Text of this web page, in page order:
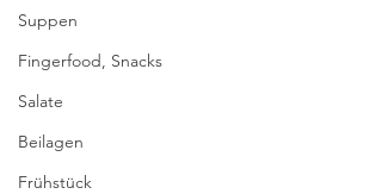
Suppen
Fingerfood, Snacks
Salate
Beilagen
Frühstück